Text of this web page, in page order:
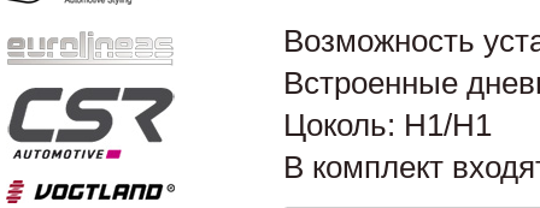
Возможность
Встроенные
Цоколь: H1/H1
В комплект